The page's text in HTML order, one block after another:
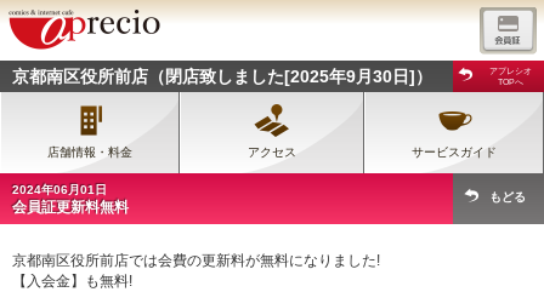
京都南区役所前店（閉店致しました[2025年9月30日]）
アプレシオ
TOPへ
店舗情報・料金 アクセス サービスガイド
2024年06月01日
会員証更新料無料
もどる
京都南区役所前店では会費の更新料が無料になりました!
【入会金】も無料!